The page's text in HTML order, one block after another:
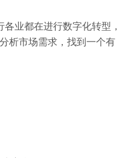
业都在进行数字化转型，
析市场需求，找到一个有